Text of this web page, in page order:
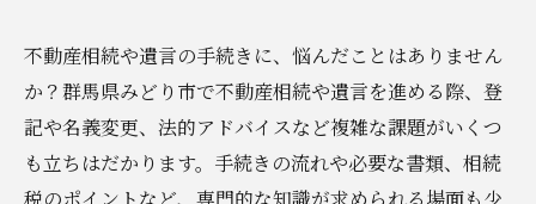
不動産相続や遺言の手続きに、悩んだことはありません
か？群馬県みどり市で不動産相続や遺言を進める際、登
記や名義変更、法的アドバイスなど複雑な課題がいくつ
も立ちはだかります。手続きの流れや必要な書類、相続